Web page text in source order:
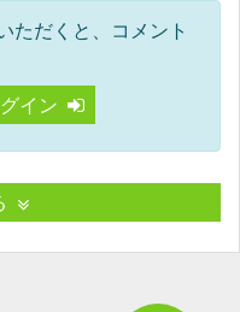
ただくと、コメント
イン